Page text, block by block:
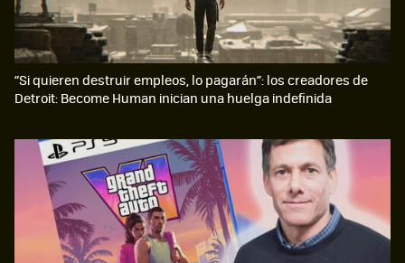
“Si quieren destruir empleos, lo pagarán”: los creadores de
Detroit: Become Human inician una huelga indefinida